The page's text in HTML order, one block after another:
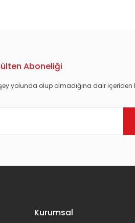
Aboneliği
yolunda olup olmadığına dair içeriden
Kurumsal